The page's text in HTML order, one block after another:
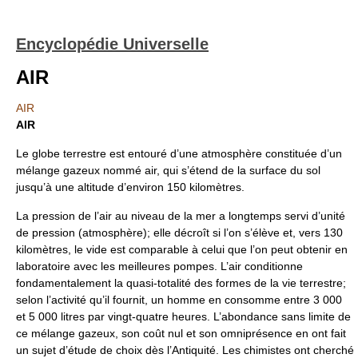
Encyclopédie Universelle
AIR
AIR
AIR
Le globe terrestre est entouré d’une atmosphère constituée d’un
mélange gazeux nommé air, qui s’étend de la surface du sol
jusqu’à une altitude d’environ 150 kilomètres.
La pression de l’air au niveau de la mer a longtemps servi d’unité
de pression (atmosphère); elle décroît si l’on s’élève et, vers 130
kilomètres, le vide est comparable à celui que l’on peut obtenir en
laboratoire avec les meilleures pompes. L’air conditionne
fondamentalement la quasi-totalité des formes de la vie terrestre;
selon l’activité qu’il fournit, un homme en consomme entre 3 000
et 5 000 litres par vingt-quatre heures. L’abondance sans limite de
ce mélange gazeux, son coût nul et son omniprésence en ont fait
un sujet d’étude de choix dès l’Antiquité. Les chimistes ont cherché